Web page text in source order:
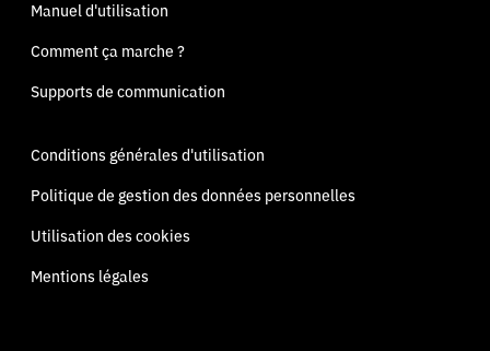
Manuel d'utilisation
Comment ça marche ?
Supports de communication
Conditions générales d'utilisation
Politique de gestion des données personnelles
Utilisation des cookies
Mentions légales